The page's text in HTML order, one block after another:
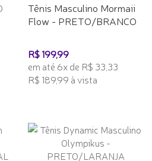
Tênis Masculino Mormaii
Flow - PRETO/BRANCO
R$ 199,99
em até 6x de R$ 33,33
R$ 189,99 à vista